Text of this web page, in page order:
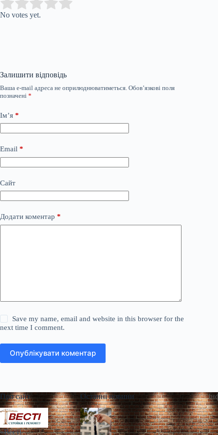
Rate this item:
No votes yet.
Залишити відповідь
Ваша e-mail адреса не оприлюднюватиметься. Обов’язкові поля
позначені *
Ім’я *
Email *
Сайт
Додати коментар *
Save my name, email and website in this browser for the
next time I comment.
Опублікувати коментар
Про сайт
«Весті
Останні новини